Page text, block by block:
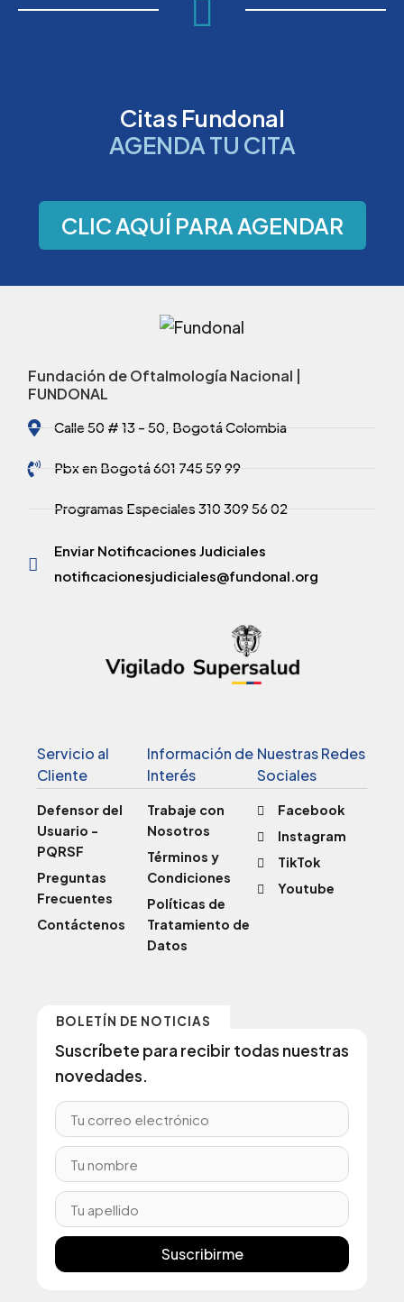
Citas Fundonal
AGENDA TU CITA
CLIC AQUÍ PARA AGENDAR
Fundación de Oftalmología Nacional |
FUNDONAL
Calle 50 # 13 - 50, Bogotá Colombia
Pbx en Bogotá 601 745 59 99
Programas Especiales 310 309 56 02
Enviar Notificaciones Judiciales
notificacionesjudiciales@fundonal.org
Servicio al
Cliente
Defensor del
Usuario -
PQRSF
Preguntas
Frecuentes
Contáctenos
Información de
Interés
Trabaje con
Nosotros
Términos y
Condiciones
Políticas de
Tratamiento de
Datos
Nuestras Redes
Sociales
Facebook
Instagram
TikTok
Youtube
BOLETÍN DE NOTICIAS
Suscríbete para recibir todas nuestras
novedades.
Suscribirme